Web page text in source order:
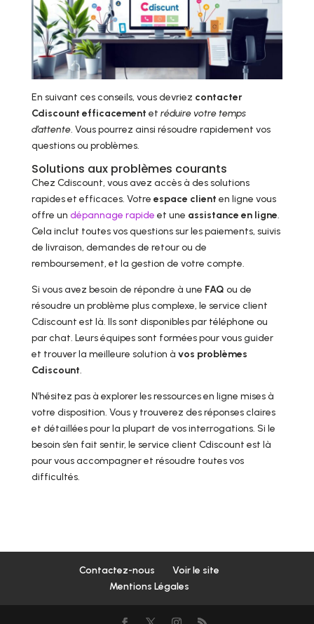
En suivant ces conseils, vous devriez contacter
Cdiscount efficacement et réduire votre temps
d’attente. Vous pourrez ainsi résoudre rapidement vos
questions ou problèmes.
Solutions aux problèmes courants
Chez Cdiscount, vous avez accès à des solutions
rapides et efficaces. Votre espace client en ligne vous
offre un dépannage rapide et une assistance en ligne.
Cela inclut toutes vos questions sur les paiements, suivis
de livraison, demandes de retour ou de
remboursement, et la gestion de votre compte.
Si vous avez besoin de répondre à une FAQ ou de
résoudre un problème plus complexe, le service client
Cdiscount est là. Ils sont disponibles par téléphone ou
par chat. Leurs équipes sont formées pour vous guider
et trouver la meilleure solution à vos problèmes
Cdiscount.
N’hésitez pas à explorer les ressources en ligne mises à
votre disposition. Vous y trouverez des réponses claires
et détaillées pour la plupart de vos interrogations. Si le
besoin s’en fait sentir, le service client Cdiscount est là
pour vous accompagner et résoudre toutes vos
difficultés.
Contactez-nous
Voir le site
Mentions Légales